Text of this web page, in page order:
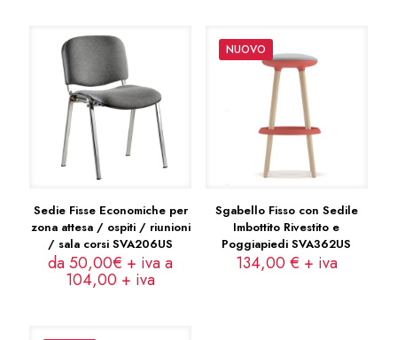
Sedie Fisse Economiche per
zona attesa / ospiti / riunioni
/ sala corsi SVA206US
da 50,00€ + iva a
104,00 + iva
NUOVO
Sgabello Fisso con Sedile
Imbottito Rivestito e
Poggiapiedi SVA362US
134,00 € + iva